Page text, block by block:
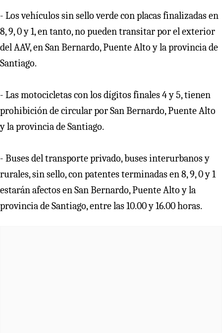
- Los vehículos sin sello verde con placas finalizadas en
8, 9, 0 y 1, en tanto, no pueden transitar por el exterior
del AAV, en San Bernardo, Puente Alto y la provincia de
Santiago.
- Las motocicletas con los dígitos finales 4 y 5, tienen
prohibición de circular por San Bernardo, Puente Alto
y la provincia de Santiago.
- Buses del transporte privado, buses interurbanos y
rurales, sin sello, con patentes terminadas en 8, 9, 0 y 1
estarán afectos en San Bernardo, Puente Alto y la
provincia de Santiago, entre las 10.00 y 16.00 horas.